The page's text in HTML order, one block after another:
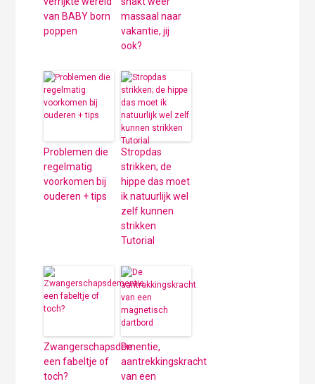
van BABY born
poppen
massaal naar
vakantie, jij
ook?
Problemen die
regelmatig
voorkomen bij
ouderen + tips
Stropdas
strikken; de
hippe das moet
ik natuurlijk wel
zelf kunnen
strikken
Tutorial
Zwangerschapsdementie,
een fabeltje of
toch?
De
aantrekkingskracht
van een